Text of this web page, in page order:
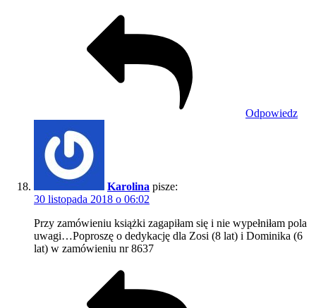
Odpowiedz
Karolina pisze:
30 listopada 2018 o 06:02
Przy zamówieniu książki zagapiłam się i nie wypełniłam pola
uwagi…Poproszę o dedykację dla Zosi (8 lat) i Dominika (6
lat) w zamówieniu nr 8637